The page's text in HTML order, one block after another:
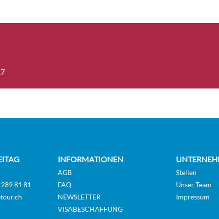
cabin Deluxe with Lounge-
81 81
INFORMATIONEN
AGB
FAQ
NEWSLETTER
VISABESCHAFFUNG
Stellen
Unser Team
Impressum